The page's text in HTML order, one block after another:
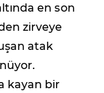
en son
zirveye
atak
kayan bir